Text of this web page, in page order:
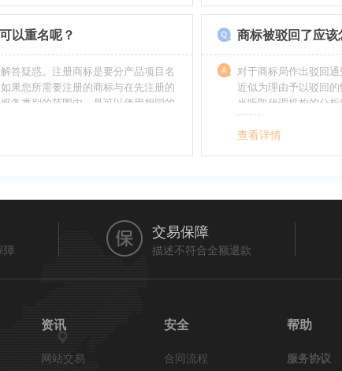
无法全面的停止维护。
以重名呢？
答疑惑。注册商标是要分产品项目名
果您所需要注册的商标与在先注册的
务类别的范围内，是可以使用相同的
帮到您。
商标被驳回了应该
对于商标局作出驳回
近似为理由予以驳回
当听取代理机构的分
最终决定是选择放弃还
利益（很多商标最后取
查看详情
障
交易保障
描述不符合全额退款
资讯
网站交易
安全
合同流程
帮助
服务协议